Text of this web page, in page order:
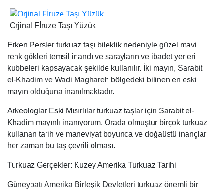
Orjinal Fİruze Taşı Yüzük
Erken Persler turkuaz taşı bileklik nedeniyle güzel mavi
renk gökleri temsil inandı ve sarayların ve ibadet yerleri
kubbeleri kapsayacak şekilde kullanılır. İki mayın, Sarabit
el-Khadim ve Wadi Maghareh bölgedeki bilinen en eski
mayın olduğuna inanılmaktadır.
Arkeologlar Eski Mısırlılar turkuaz taşlar için Sarabit el-
Khadim mayınlı inanıyorum. Orada olmuştur birçok turkuaz
kullanan tarih ve maneviyat boyunca ve doğaüstü inançlar
her zaman bu taş çevrili olması.
Turkuaz Gerçekler: Kuzey Amerika Turkuaz Tarihi
Güneybatı Amerika Birleşik Devletleri turkuaz önemli bir